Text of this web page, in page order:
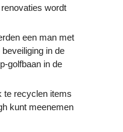
wordt
een man met
in de
golfbaan in de
te recyclen items
kunt meenemen